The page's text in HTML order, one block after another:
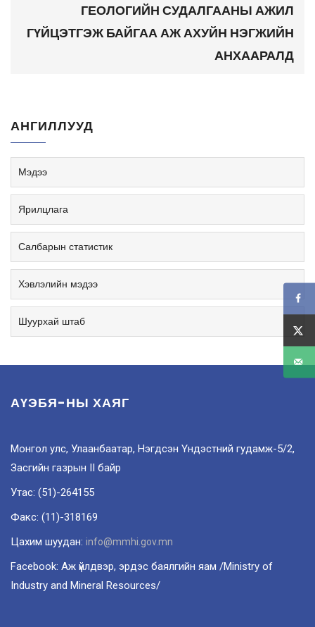
ГЕОЛОГИЙН СУДАЛГААНЫ АЖИЛ
ГҮЙЦЭТГЭЖ БАЙГАА АЖ АХУЙН НЭГЖИЙН
АНХААРАЛД
АНГИЛЛУУД
Мэдээ
Ярилцлага
Салбарын статистик
Хэвлэлийн мэдээ
Шуурхай штаб
АҮЭБЯ-НЫ ХАЯГ
Монгол улс, Улаанбаатар, Нэгдсэн Үндэстний гудамж-5/2,
Засгийн газрын II байр
Утас: (51)-264155
Факс: (11)-318169
Цахим шуудан: info@mmhi.gov.mn
Facebook: Аж үйлдвэр, эрдэс баялгийн яам /Ministry of
Industry and Mineral Resources/